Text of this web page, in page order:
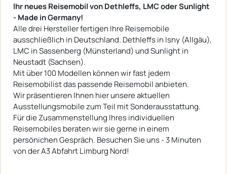
Ihr neues Reisemobil von Dethleffs, LMC oder Sunlight
- Made in Germany!
Alle drei Hersteller fertigen Ihre Reisemobile
ausschließlich in Deutschland. Dethleffs in Isny (Allgäu),
LMC in Sassenberg (Münsterland) und Sunlight in
Neustadt (Sachsen).
Mit über 100 Modellen können wir fast jedem
Reisemobilist das passende Reisemobil anbieten.
Wir präsentieren Ihnen hier unsere aktuellen
Ausstellungsmobile zum Teil mit Sonderausstattung.
Für die Zusammenstellung Ihres individuellen
Reisemobiles beraten wir sie gerne in einem
persönichen Gespräch. Besuchen Sie uns - 3 Minuten
von der A3 Abfahrt Limburg Nord!